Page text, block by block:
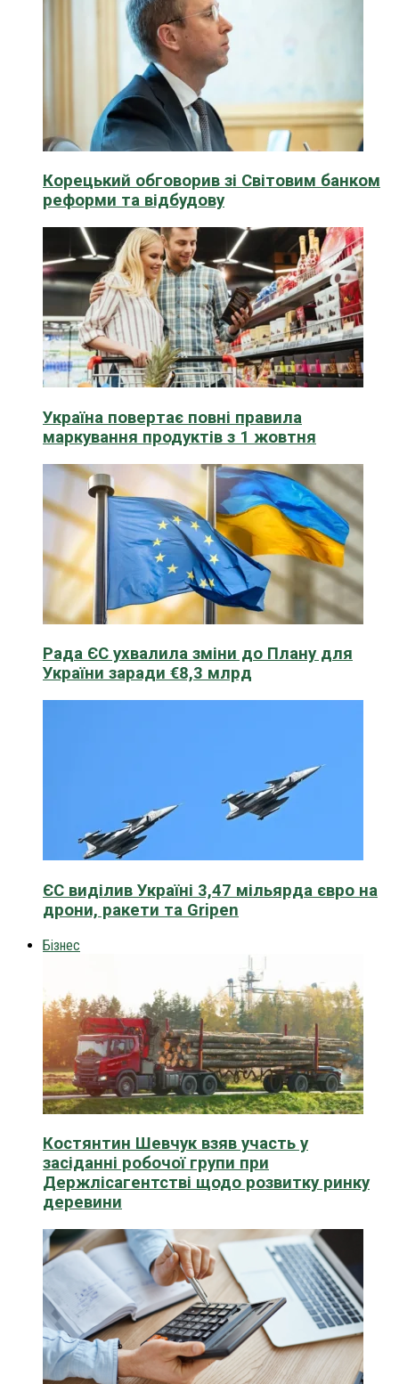
Корецький обговорив зі Світовим банком
реформи та відбудову
Україна повертає повні правила
маркування продуктів з 1 жовтня
Рада ЄС ухвалила зміни до Плану для
України заради €8,3 млрд
ЄС виділив Україні 3,47 мільярда євро на
дрони, ракети та Gripen
Бізнес
Костянтин Шевчук взяв участь у
засіданні робочої групи при
Держлісагентстві щодо розвитку ринку
деревини